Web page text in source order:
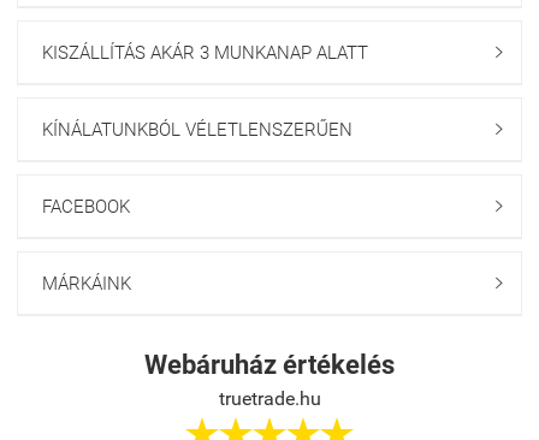
KISZÁLLÍTÁS AKÁR 3 MUNKANAP ALATT 
KÍNÁLATUNKBÓL VÉLETLENSZERŰEN 
FACEBOOK 
MÁRKÁINK 
Webáruház értékelés
truetrade.hu